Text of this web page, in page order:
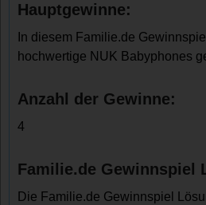
Hauptgewinne:
In diesem Familie.de
hochwertige NUK Babyphones
Anzahl der Gewinne:
4
Familie.de Gewinnspiel
Die Familie.de Gewinnspiel